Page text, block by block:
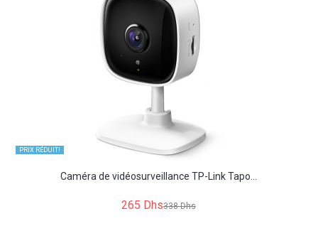
Caméra de vidéosurveillance TP-Link Tapo...
265 Dhs338 Dhs
PRIX ​​RÉDUIT!